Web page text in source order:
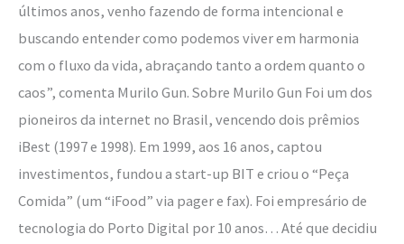
últimos anos, venho fazendo de forma intencional e
buscando entender como podemos viver em harmonia
com o fluxo da vida, abraçando tanto a ordem quanto o
caos”, comenta Murilo Gun. Sobre Murilo Gun Foi um dos
pioneiros da internet no Brasil, vencendo dois prêmios
iBest (1997 e 1998). Em 1999, aos 16 anos, captou
investimentos, fundou a start-up BIT e criou o “Peça
Comida” (um “iFood” via pager e fax). Foi empresário de
tecnologia do Porto Digital por 10 anos… Até que decidiu